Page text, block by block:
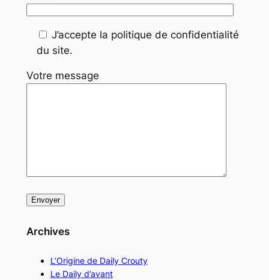
J’accepte la politique de confidentialité
du site.
Votre message
Archives
L’Origine de Daily Crouty
Le Daily d’avant